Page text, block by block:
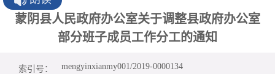
蒙阴县人民政府办公室关于调整县政府办公室
部分班子成员工作分工的通知
索引号：
mengyinxianmy001/2019-0000134